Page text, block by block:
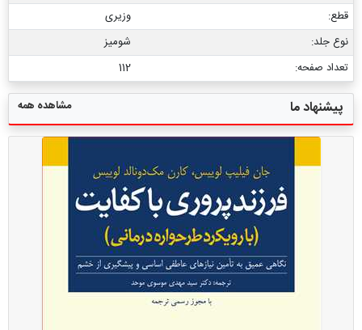
قطع:
وزیری
نوع جلد:
شومیز
تعداد صفحه:
112
پیشنهاد ما مشاهده همه